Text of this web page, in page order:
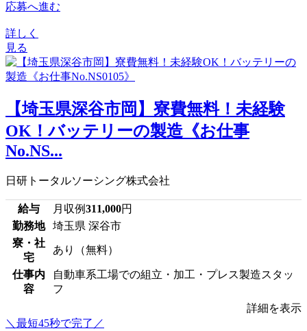
応募へ進む
詳しく
見る
【埼玉県深谷市岡】寮費無料！未経験
OK！バッテリーの製造《お仕事
No.NS...
日研トータルソーシング株式会社
給与 月収例311,000円
勤務地
埼玉県 深谷市
寮・社
宅
あり（無料）
仕事内
容
自動車系工場での組立・加工・プレス製造スタッ
フ
詳細を表示
＼最短45秒で完了／